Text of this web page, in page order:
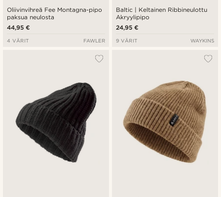
Oliivinvihreä Fee Montagna-pipo
paksua neulosta
44,95 €
4 VÄRIT FAWLER
Baltic | Keltainen Ribbineulottu
Akryylipipo
24,95 €
9 VÄRIT WAYKINS